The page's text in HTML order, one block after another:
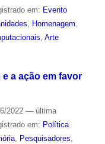
em: Evento
Homenagem
Arte
a ação em favor
2022 — última
em: Política
, Pesquisadores,